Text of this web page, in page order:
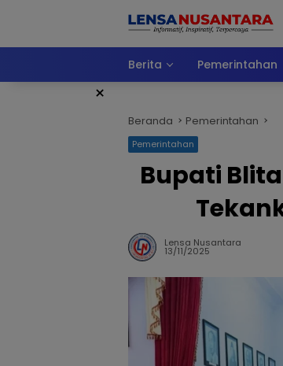
Berita
Pemerintahan
×
Beranda Pemerintahan
Pemerintahan
Bupati
Lensa Nusantara
13/11/2025